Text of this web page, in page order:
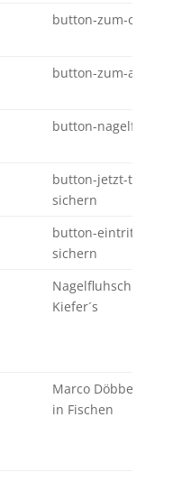
button-zum-
button-zum-
button-
button-jetzt-tickets-
sichern
button-
sichern
Nagelfluhschmuck
Kiefer´s
Marco Döbbelin -
in Fischen